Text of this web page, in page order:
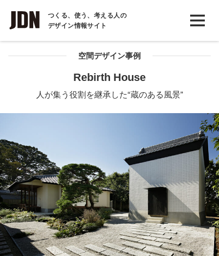
つくる、使う、考える人の
デザイン情報サイト
INTERVIEW
インタビュー
REPORT
COLUMN
空間デザイン事例
Rebirth House
人が集う役割を継承した“蔵のある風景”